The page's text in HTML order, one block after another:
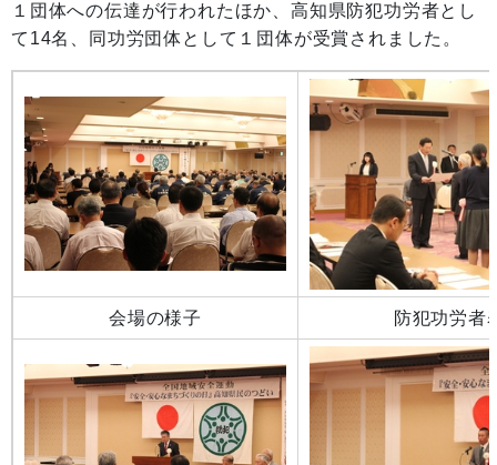
１団体への伝達が行われたほか、高知県防犯功労者とし
て14名、同功労団体として１団体が受賞されました。
会場の様子 防犯功労者